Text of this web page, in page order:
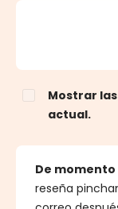
Calificación
Mostrar
actual.
De
reseña